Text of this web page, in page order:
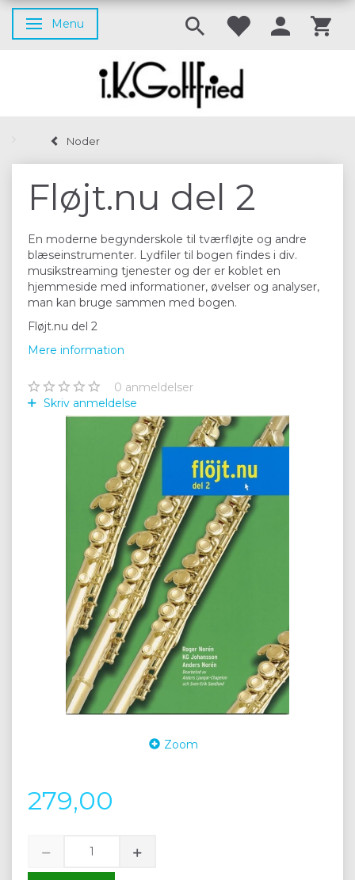
Skifte navigation
Menu
Noder
Fløjt.nu del 2
En moderne begynderskole til tværfløjte og andre
blæseinstrumenter. Lydfiler til bogen findes i div.
musikstreaming tjenester og der er koblet en
hjemmeside med informationer, øvelser og analyser,
man kan bruge sammen med bogen.
Fløjt.nu del 2
Mere information
0 anmeldelser
Skriv anmeldelse
Zoom
279,00